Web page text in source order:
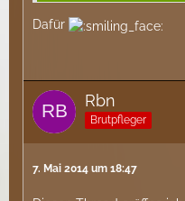
Dafür
Rbn
Brutpfleger
7. Mai 2014 um 18:47